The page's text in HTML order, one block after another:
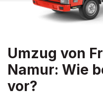
Umzug von
Namur: Wie
vor?